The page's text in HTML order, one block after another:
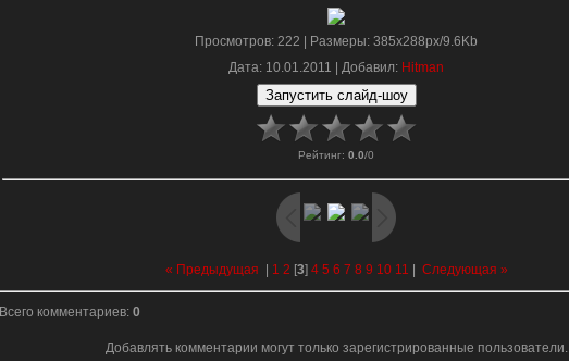
Просмотров: 222 | Размеры: 385x288px/9.6Kb
Дата: 10.01.2011 | Добавил: Hitman
Рейтинг: 0.0/0
« Предыдущая 1 2 [3] 4 5 6 7 8 9 10 11 Следующая »
Всего комментариев: 0
Добавлять комментарии могут только зарегистрированные пользователи.